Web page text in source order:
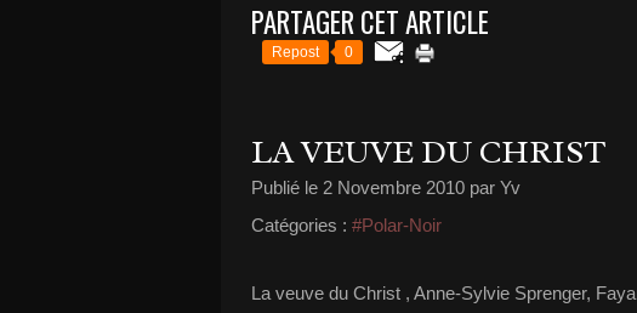
PARTAGER CET ARTICLE
Repost 0
LA VEUVE DU CHRIST
Publié le 2 Novembre 2010 par Yv
Catégories : #Polar-Noir
La veuve du Christ , Anne-Sylvie Sprenger,